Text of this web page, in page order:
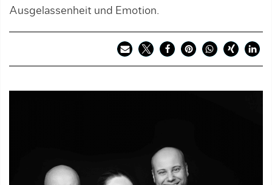
Ausgelassenheit und Emotion.